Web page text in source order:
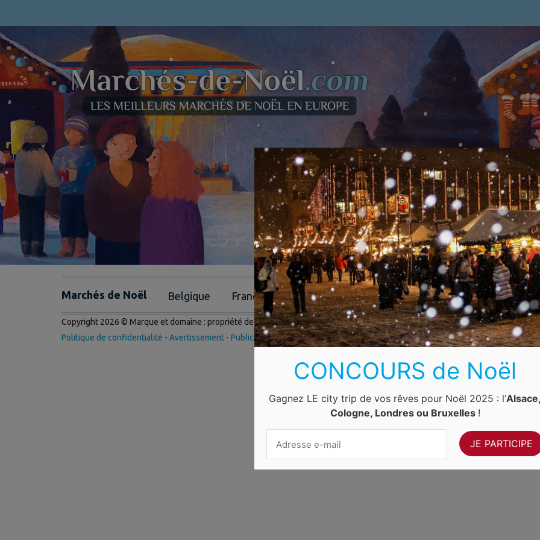
Marchés de Noël Belgique France Luxembourg Allemagne Pays-Bas Suisse
Copyright 2026 © Marque et domaine : propriété deInternet Ventures. Site web géré parVolo Media.
Politique de confidentialité - Avertissement - Publicité-Contact-Newsletter
CONCOURS de Noël
Gagnez LE city trip de vos rêves pour Noël 2025 : l’
Cologne, Londres ou Bruxelles !